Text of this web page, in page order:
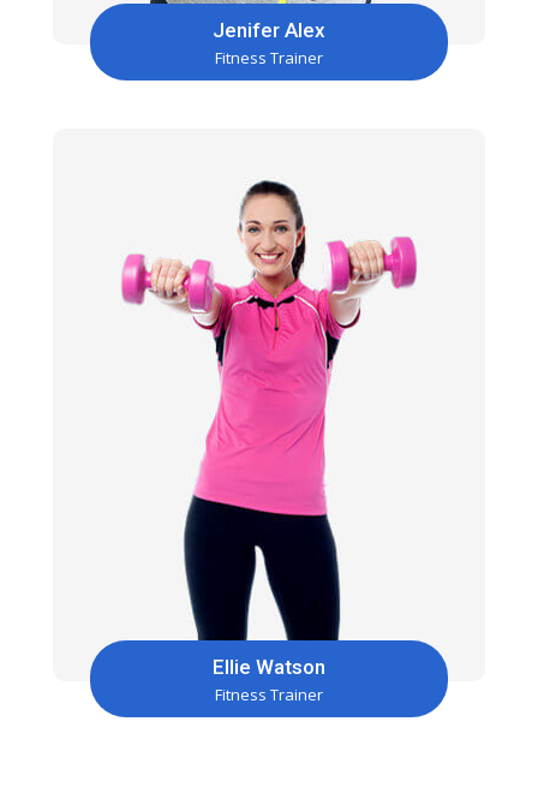
Jenifer Alex
Fitness Trainer
Ellie Watson
Fitness Trainer